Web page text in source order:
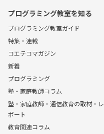
プログラミング教室を知る
プログラミング教室ガイド
特集・連載
コエテコマガジン
新着
プログラミング
塾・家庭教師コラム
塾・家庭教師・通信教育の取材・レ
ポート
教育関連コラム